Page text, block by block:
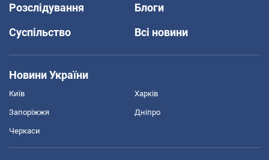
Розслідування
Блоги
Суспільство
Всі новини
Новини України
Київ Харків
Запоріжжя Дніпро
Черкаси